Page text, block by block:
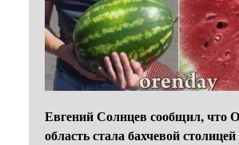
Евгений Солнцев сообщил, что
область стала бахчевой